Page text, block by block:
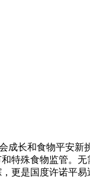
长和食物平安新
特殊食物监管。
更是国度许诺平